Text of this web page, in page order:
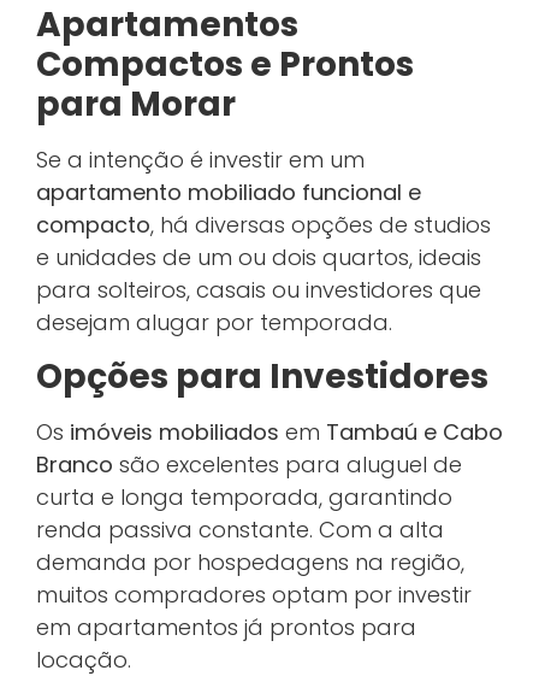
Apartamentos
Compactos e Prontos
para Morar
Se a intenção é investir em um
apartamento mobiliado funcional e
compacto, há diversas opções de studios
e unidades de um ou dois quartos, ideais
para solteiros, casais ou investidores que
desejam alugar por temporada.
Opções para Investidores
Os imóveis mobiliados em Tambaú e Cabo
Branco são excelentes para aluguel de
curta e longa temporada, garantindo
renda passiva constante. Com a alta
demanda por hospedagens na região,
muitos compradores optam por investir
em apartamentos já prontos para
locação.